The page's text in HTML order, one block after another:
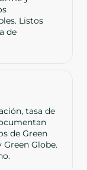
Listos
de
tasa de
de Green
Green Globe.